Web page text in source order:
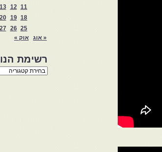
11
12
13
18
19
20
25
26
27
« אוג
אוק »
רשימת
רשימת
הנושאים